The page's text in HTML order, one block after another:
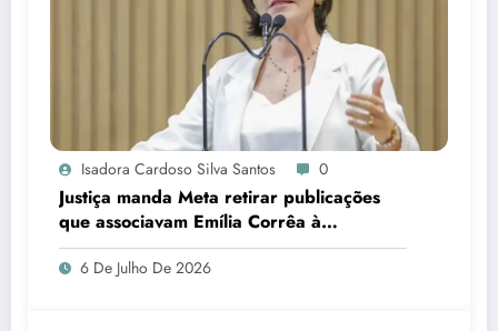
Isadora Cardoso Silva Santos 0
Justiça manda Meta retirar publicações
que associavam Emília Corrêa à
corrupção e identificar responsáveis
6 De Julho De 2026